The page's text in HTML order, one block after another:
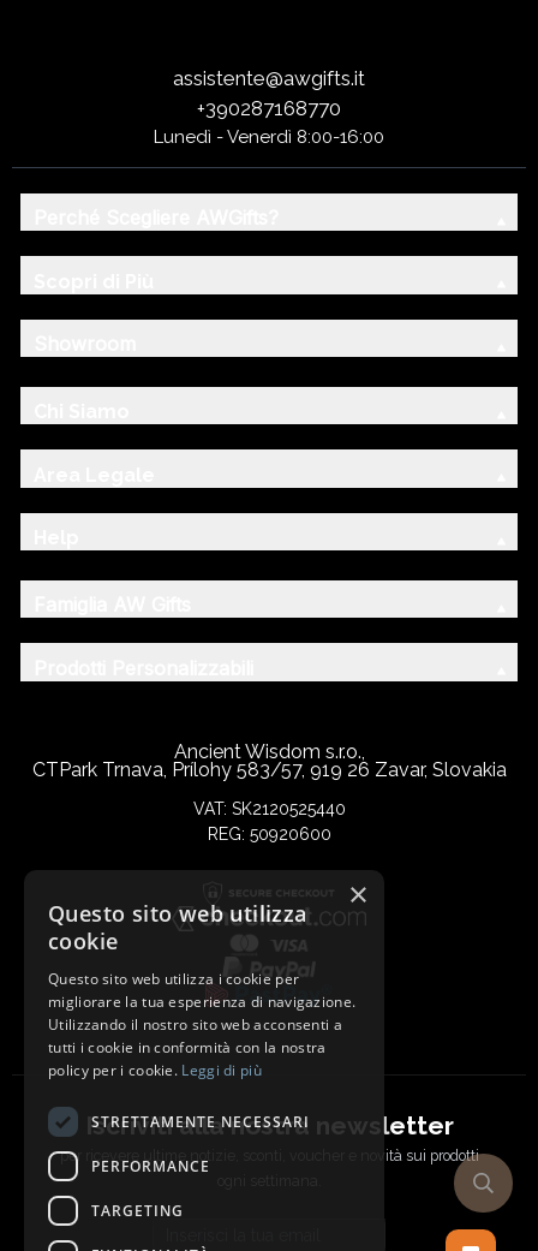
assistente@awgifts.it
+390287168770
Lunedì - Venerdì 8:00-16:00
Ancient Wisdom s.r.o.,
CTPark Trnava, Prílohy 583/57, 919 26 Zavar, Slovakia
VAT: SK2120525440
REG: 50920600
Iscriviti alla nostra newsletter
per ricevere ultime notizie, sconti, voucher e novità sui prodotti
×
Questo sito web utilizza
cookie
Questo sito web utilizza i cookie per
migliorare la tua esperienza di navigazione.
Utilizzando il nostro sito web acconsenti a
tutti i cookie in conformità con la nostra
policy per i cookie. Leggi di più
STRETTAMENTE NECESSARI
PERFORMANCE
TARGETING